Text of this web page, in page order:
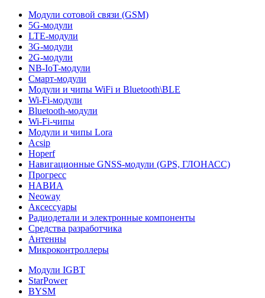
Модули сотовой связи (GSM)
5G-модули
LTE-модули
3G-модули
2G-модули
NB-IoT-модули
Смарт-модули
Модули и чипы WiFi и Bluetooth\BLE
Wi-Fi-модули
Bluetooth-модули
Wi-Fi-чипы
Модули и чипы Lora
Acsip
Hoperf
Навигационные GNSS-модули (GPS, ГЛОНАСС)
Прогресс
НАВИА
Neoway
Аксессуары
Радиодетали и электронные компоненты
Средства разработчика
Антенны
Микроконтроллеры
Модули IGBT
StarPower
BYSM